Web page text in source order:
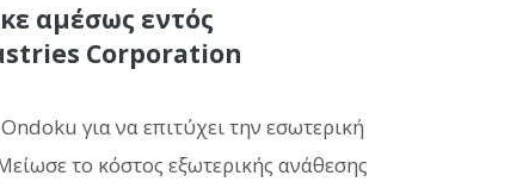
αμέσως εντός
Corporation
για να επιτύχει την εσωτερική
το κόστος εξωτερικής ανάθεσης